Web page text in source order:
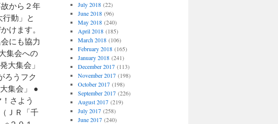
から２年
動」と
けます。
にも協力
集会への
大集会」
ろうフク
集会」 ●
さよう
ＪＲ「千
July 2018(22)
June 2018(96)
May 2018(240)
April 2018(185)
March 2018(106)
February 2018(165)
January 2018(241)
December 2017(113)
November 2017(198)
October 2017(198)
September 2017(226)
August 2017(219)
July 2017(258)
June 2017(240)